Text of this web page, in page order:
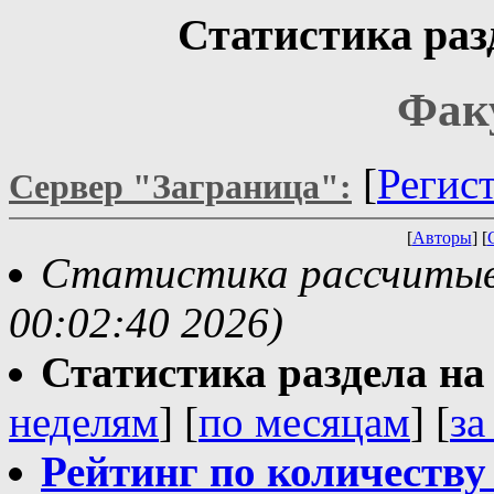
Статистика
Сервер "Заграница": [
[Авторы] [
Статистика
00:02:40 2026)
Статистика раздела
неделям] [по месяцам] [
Рейтинг по